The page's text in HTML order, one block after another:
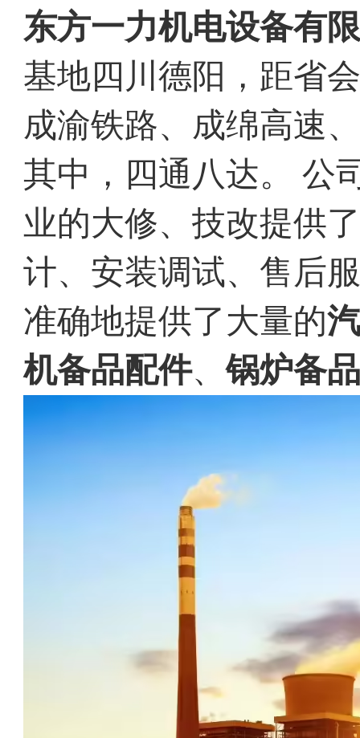
东方一力机电设备有
基地四川德阳，距省
成渝铁路、成绵高速
其中，四通八达。 公
业的大修、技改提供
计、安装调试、售后
准确地提供了大量的
机备品配件、锅炉备